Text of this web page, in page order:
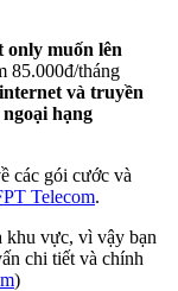
only muốn lên
85.000đ/tháng
và truyền
hạng
các gói cước và
Telecom.
khu vực, vì vậy bạn
chi tiết và chính
)